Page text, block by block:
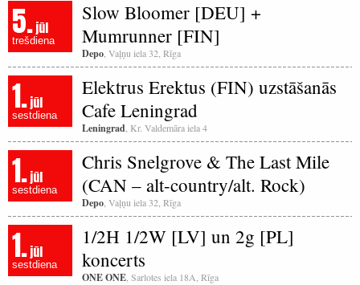
5.jūl
trešdiena
Slow Bloomer [DEU] +
Mumrunner [FIN]
Depo , Vaļņu iela 32, Rīga
1.jūl
sestdiena
Elektrus Erektus (FIN) uzstāšanās
Cafe Leningrad
Leningrad , Kr. Valdemāra iela 4
1.jūl
sestdiena
Chris Snelgrove & The Last Mile
(CAN – alt-country/alt. Rock)
Depo , Vaļņu iela 32, Rīga
1.jūl
sestdiena
1/2H 1/2W [LV] un 2g [PL]
koncerts
ONE ONE , Sarlotes iela 18A, Rīga